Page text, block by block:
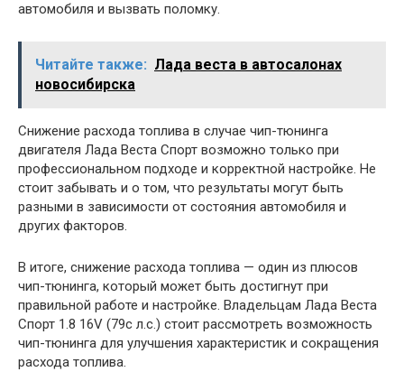
автомобиля и вызвать поломку.
Читайте также: Лада веста в автосалонах
новосибирска
Снижение расхода топлива в случае чип-тюнинга
двигателя Лада Веста Спорт возможно только при
профессиональном подходе и корректной настройке. Не
стоит забывать и о том, что результаты могут быть
разными в зависимости от состояния автомобиля и
других факторов.
В итоге, снижение расхода топлива — один из плюсов
чип-тюнинга, который может быть достигнут при
правильной работе и настройке. Владельцам Лада Веста
Спорт 1.8 16V (79с л.с.) стоит рассмотреть возможность
чип-тюнинга для улучшения характеристик и сокращения
расхода топлива.